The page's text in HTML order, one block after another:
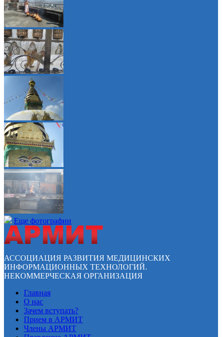
Еще фотографии
АССОЦИАЦИЯ РАЗВИТИЯ МЕДИЦИНСКИХ
ИНФОРМАЦИОННЫХ ТЕХНОЛОГИЙ.
НЕКОММЕРЧЕСКАЯ ОРГАНИЗАЦИЯ
Главная
О нас
Зачем вступать?
Прием в АРМИТ
Члены АРМИТ